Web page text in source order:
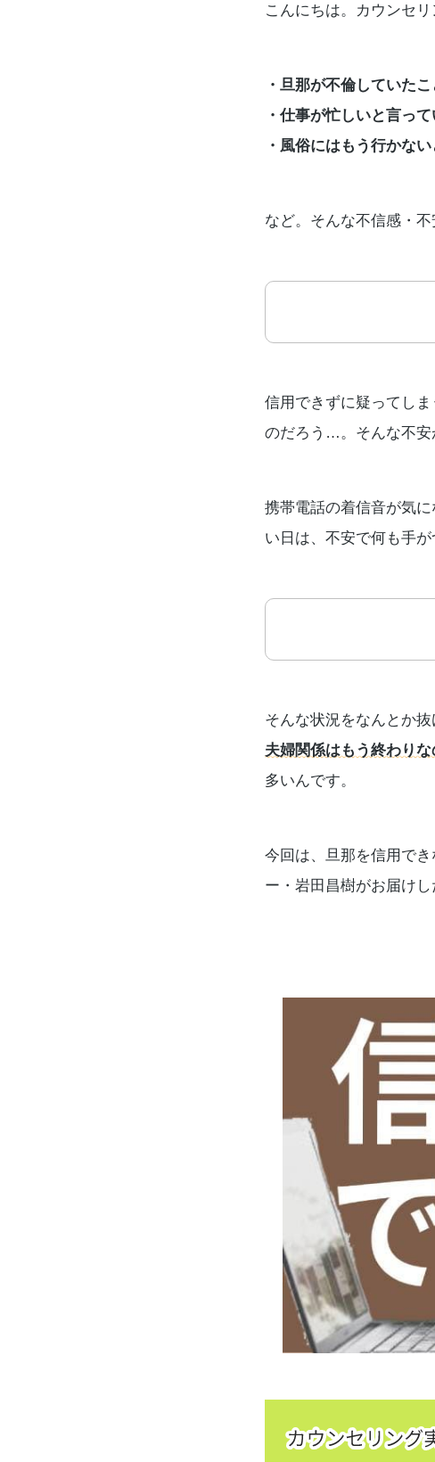
こんにちは。カウンセ
・旦那が不倫していた
・仕事が忙しいと言っ
・風俗にはもう行かな
など。そんな不信感・
信用できずに疑ってし
のだろう…。そんな不安
携帯電話の着信音が気
い日は、不安で何も手
そんな状況をなんとか
夫婦関係はもう終わり
多いんです。
今回は、旦那を信用で
ー・岩田昌樹がお届けし